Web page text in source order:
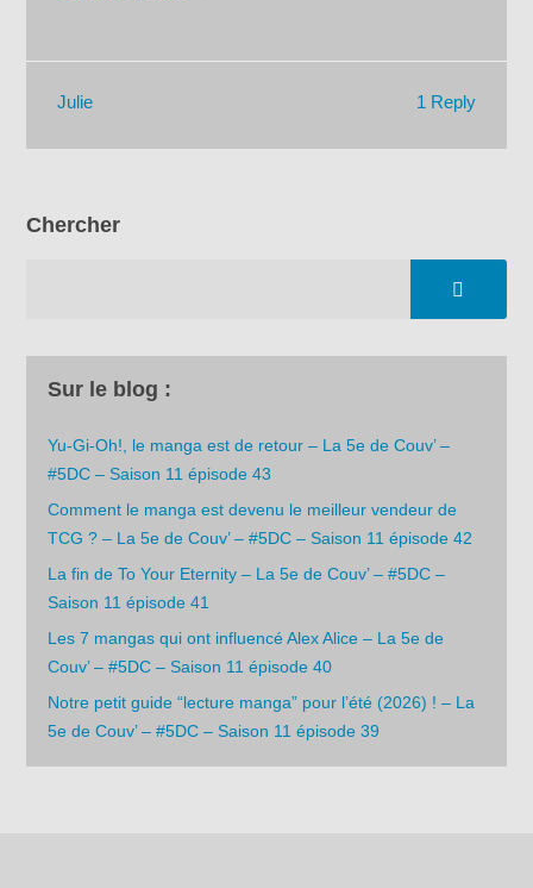
1 Reply
Julie
Chercher
Sur le blog :
Yu-Gi-Oh!, le manga est de retour – La 5e de Couv’ –
#5DC – Saison 11 épisode 43
Comment le manga est devenu le meilleur vendeur de
TCG ? – La 5e de Couv’ – #5DC – Saison 11 épisode 42
La fin de To Your Eternity – La 5e de Couv’ – #5DC –
Saison 11 épisode 41
Les 7 mangas qui ont influencé Alex Alice – La 5e de
Couv’ – #5DC – Saison 11 épisode 40
Notre petit guide “lecture manga” pour l’été (2026) ! – La
5e de Couv’ – #5DC – Saison 11 épisode 39